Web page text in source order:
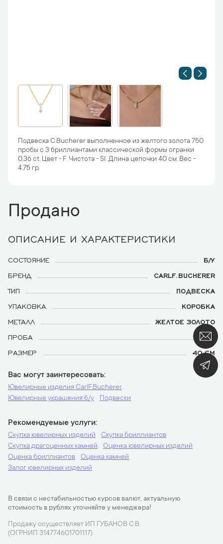
Подвеска C.Bucherer выполненное из желтого золота 750
пробы с 3 бриллиантами классической формы огранки
0,36 ct. Цвет - F. Чистота - SI. Длина цепочки 40 см. Вес -
4,75 гр.
Продано
ОПИСАНИЕ И ХАРАКТЕРИСТИКИ
СОСТОЯНИЕ
Б/У
БРЕНД
CARLF.BUCHERER
ТИП
ПОДВЕСКА
УПАКОВКА
КОРОБКА
МЕТАЛЛ
ЖЕЛТОЕ ЗОЛОТО
ПРОБА
750
РАЗМЕР
40 СМ
Вас могут заинтересовать
Ювелирные изделия CarlF.Bucherer
Ювелирные украшения б/у
Подвески
Рекомендуемые услуги
Скупка ювелирных изделий
Скупка бриллиантов
Скупка драгоценных камней
Оценка ювелирных изделий
Оценка бриллиантов
Оценка камней
Залог ювелирных изделий
В связи с нестабильностью курсов валют, актуальную
стоимость в рублях уточняйте у менеджера!
Продажу осуществляет ИП ГУБАНОВ С.В.
(ОГРНИП 314774601701117)